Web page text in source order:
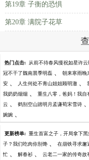
第19章 子衡的恐惧
第20章 满院子花草
热门点击: 从前不待春风慢祝如星许云
冠不干了魏南晨季明磊 、 朝来寒雨晚
安 、 人生何处不青山姐姐顾明澈 、
我奶奶烟烟 、 重生八零，爸妈！我自
云 、 鹤别空山踏明月孟谦荀宋雪诗 、
婉婉 、
更新榜单: 重生首富之子，开局拿下黑
子？我们吃肉你别馋 、 在崩铁寻求邂
忙 、 解春衫 、 云老二一家的传奇故